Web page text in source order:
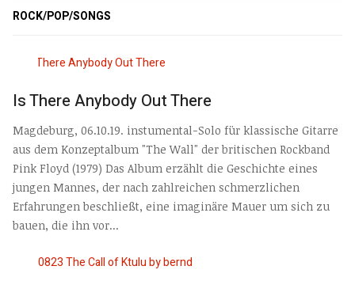
ROCK/POP/SONGS
Is There Anybody Out There
Magdeburg, 06.10.19. instumental-Solo für klassische Gitarre
aus dem Konzeptalbum "The Wall" der britischen Rockband
Pink Floyd (1979) Das Album erzählt die Geschichte eines
jungen Mannes, der nach zahlreichen schmerzlichen
Erfahrungen beschließt, eine imaginäre Mauer um sich zu
bauen, die ihn vor...